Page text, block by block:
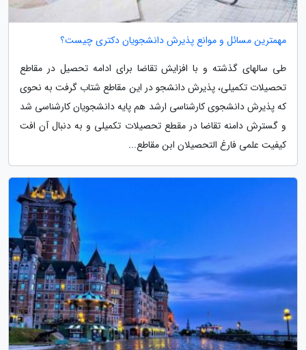
مهمترین مسائل و موانع پذیرش دانشجویان دکتری چیست؟
طی سالهای گذشته و با افزایش تقاضا برای ادامه تحصیل در مقاطع
تحصیلات تکمیلی، پذیرش دانشجو در این مقاطع شتاب گرفت به نحوی
که پذیرش دانشجوی کارشناسی ارشد هم پایه دانشجویان کارشناسی شد
و گسترش دامنه تقاضا در مقطع تحصیلات تکمیلی و به دنبال آن افت
کیفیت علمی فارغ التحصیلان ابن مقاطع...